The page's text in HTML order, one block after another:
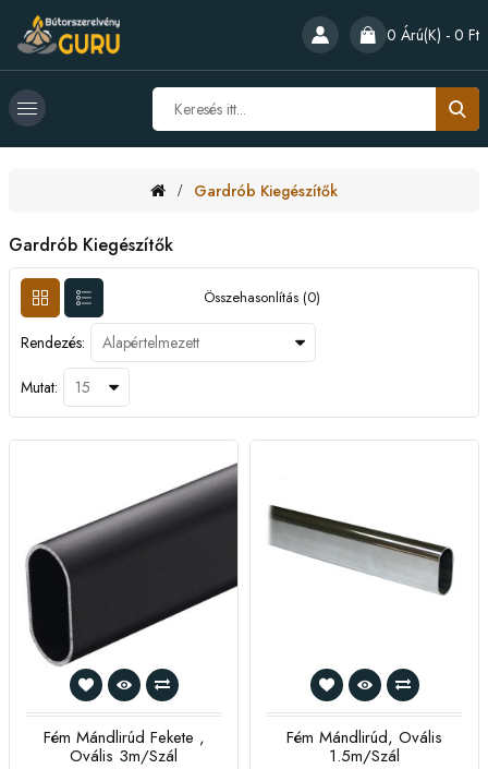
0 Árú(k) - 0 Ft
Gardrób Kiegészítők
Gardrób Kiegészítők
Összehasonlítás (0)
Rendezés:
Mutat:
Fém Mándlirúd Fekete ,
Ovális 3m/szál
Fém Mándlirúd, Ovális
1.5m/szál